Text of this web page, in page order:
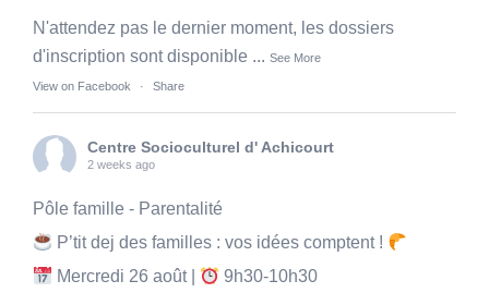
N'attendez pas le dernier moment, les dossiers
d'inscription sont disponible ... See More
View on Facebook · Share
Centre Socioculturel d' Achicourt
2 weeks ago
Pôle famille - Parentalité
P’tit dej des familles : vos idées comptent !
Mercredi 26 août |
9h30-10h30